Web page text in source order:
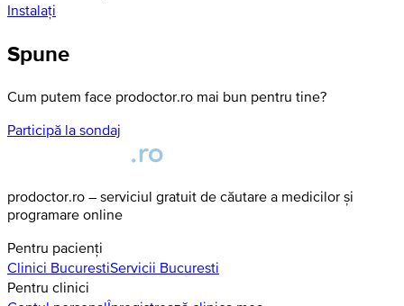
Instalați
Spune
Cum putem face prodoctor.ro mai bun pentru tine?
Participă la sondaj
prodoctor.ro – serviciul gratuit de căutare a medicilor și
programare online
Pentru pacienți
Clinici BucurestiServicii Bucuresti
Pentru clinici